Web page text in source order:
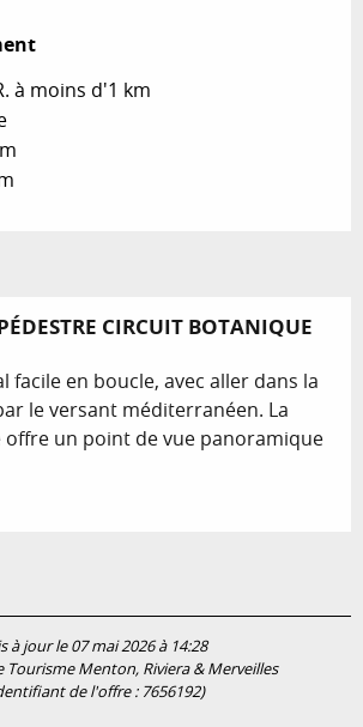
à moins d'1 km
CIRCUIT BOTANIQUE
facile en boucle, avec aller dans la
le versant méditerranéen. La
offre un point de vue panoramique
à jour le 07 mai 2026 à 14:28
Tourisme Menton, Riviera & Merveilles
de l'offre : 7656192)